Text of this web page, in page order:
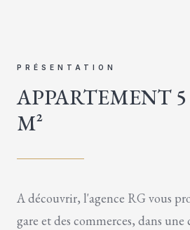
PRÉSENTATION
APPARTEMENT 5
M²
A découvrir, l'agence RG vous
gare et des commerces, dans